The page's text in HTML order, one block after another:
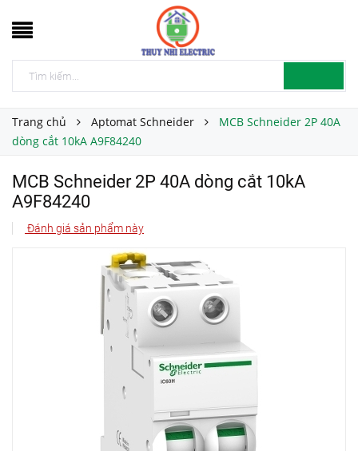
Trang chủ Aptomat Schneider
MCB Schneider 2P 40A
dòng cắt 10kA A9F84240
MCB Schneider 2P 40A dòng cắt 10kA
A9F84240
Đánh giá sản phẩm này